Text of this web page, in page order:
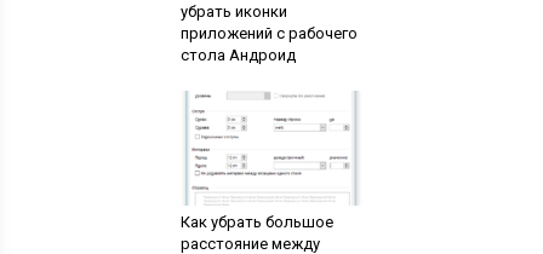
убрать иконки
приложений с рабочего
стола Андроид
Как убрать большое
расстояние между